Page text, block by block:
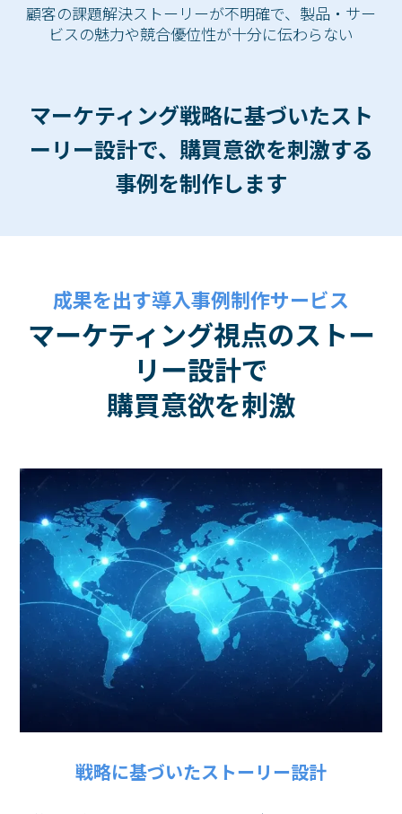
顧客の課題解決ストーリーが不明確で、製品・サー
ビスの魅力や競合優位性が十分に伝わらない
マーケティング戦略に基づいたスト
ーリー設計で、購買意欲を刺激する
事例を制作します
成果を出す導入事例制作サービス
マーケティング視点のストー
リー設計で
購買意欲を刺激
戦略に基づいたストーリー設計